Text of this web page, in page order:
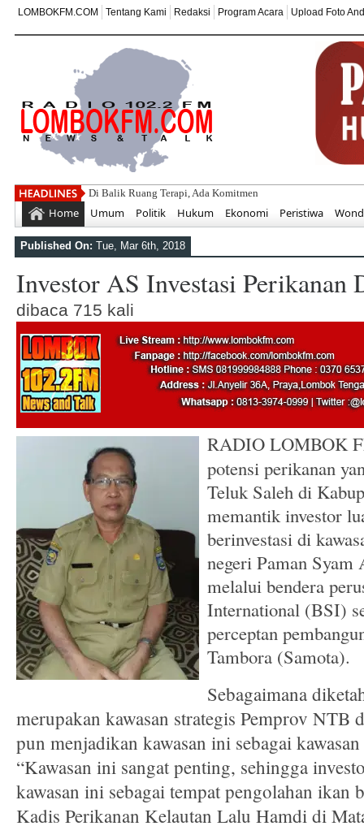
LOMBOKFM.COM Tentang Kami Redaksi Program Acara Upload Foto
Di Balik Ruang Terapi, Ada Komitmen Besar SEKOLAH
Home Umum Politik Hukum Ekonomi Peristiwa
Published On: Tue, Mar 6th, 2018
Investor AS Investasi Perikanan
dibaca 715 kali
RADIO LOMBOK
potensi perikanan
Teluk Saleh di
memantik investor
berinvestasi di
negeri Paman
melalui bendera
International (BSI)
perceptan
Tambora (Samota).
Sebagaimana
merupakan kawasan strategis Pemprov NTB
pun menjadikan kawasan ini sebagai
“Kawasan ini sangat penting, sehingga
kawasan ini sebagai tempat pengolahan ikan
Kadis Perikanan Kelautan Lalu Hamdi di